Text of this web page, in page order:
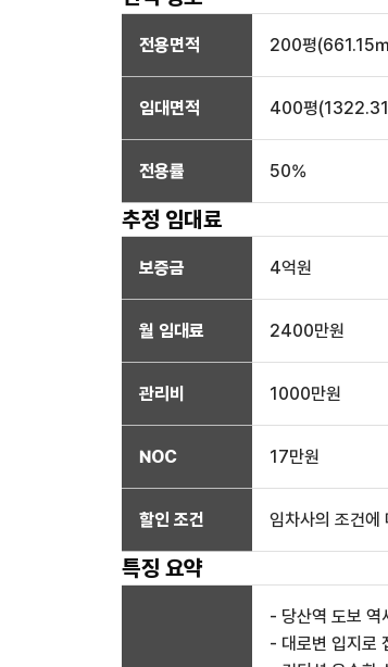
전용면적 200평(661.15
임대면적 400평(1322.31
전용률 50%
추정 임대료
보증금 4억원
월 임대료 2400만원
관리비 1000만원
NOC 17만원
할인 조건 임차사의 조건에
특징 요약
- 당산역 도보 역
- 대로변 입지로